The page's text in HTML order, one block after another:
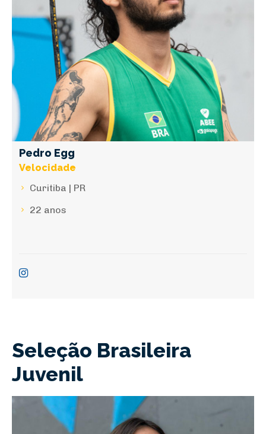
Pedro Egg
Velocidade
Curitiba | PR
22 anos
Seleção Brasileira
Juvenil